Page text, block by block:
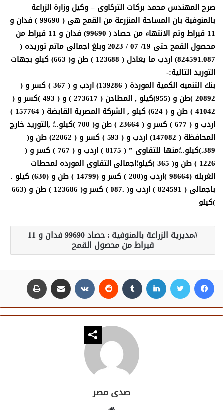
صرح المهندس محمد بركات التركاوى – وكيل وزارة الزراعة
بالمنوفية بان المساحة المنزرعة من القمح هى ( 99690 ) فدان و
11 قيراط وتم الانتهاء من حصاد ( 99690) فدان و 11 قيراط من
محصول القمح حتى 19/ 07 / 2023 وبلغ اجمالى ماتم توريده (
824591.087) اردب ما يعادل ( 123688 ) طن و( 663) كيلو بجهات
التوريد التالية:-
بنك التنميه الكمية الموردة ( 139286) اردب و ( 367 ) كسر و (
20892 )طن و (955)كيلو , المطاحن ( 273617 ) و ( 493 )كسر و (
41042 ) طن و ( 624) كيلو , الشركة المصرية القابضة ( 157764 )
اردب و ( 677 ) كسر و ( 23664 ) طن و( 700 )كيلو..؛ ,التوريد خارج
المحافظة ( 147082) اردب و ( 593 ) كسر و ( 22062) طن و(
389.)كيلو..؛منها للتقاوى ” ( 8175 ) اردب و ( 767 ) كسر و (
1226 ) طن و( 365 )كيلو؛اجمالى التقاوى المورده لمحطات
الغربله (98664 )اردب و(200 ) كسر و (14799 ) طن و (630) كيلو .
باجمالى ( 824591 ) اردب و( .087 ) كسر و( 123686 ) طن و (663
)كيلو
مديرية الزراعة بالمنوفية : حصاد 99690 فدان و 11
قيراط من محصول القمح
فيسبوك تويتر لينكدإن مشاركة عبر البريد
صدى مصر